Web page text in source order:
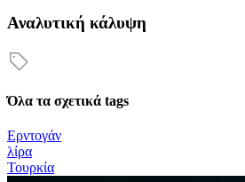
Αναλυτική κάλυψη
Όλα τα σχετικά tags
Ερντογάν
λίρα
Τουρκία